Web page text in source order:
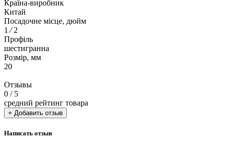
Країна-виробник
Китай
Посадочне місце, дюйм
1 ⁄ 2
Профіль
шестигранна
Розмір, мм
20
Отзывы
0 / 5
средний рейтинг товара
+ Добавить отзыв
Написать отзыв